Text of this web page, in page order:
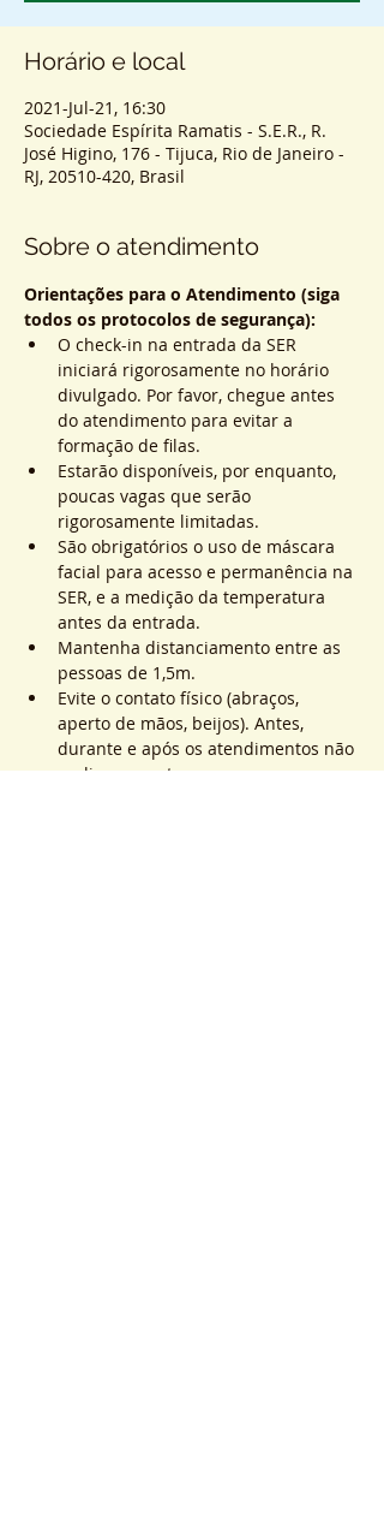
Horário e local
2021-Jul-21, 16:30
Sociedade Espírita Ramatis - S.E.R., R.
José Higino, 176 - Tijuca, Rio de Janeiro -
RJ, 20510-420, Brasil
Sobre o atendimento
Orientações para o Atendimento (siga
todos os protocolos de segurança):
O check-in na entrada da SER
iniciará rigorosamente no horário
divulgado. Por favor, chegue antes
do atendimento para evitar a
formação de filas.
Estarão disponíveis, por enquanto,
poucas vagas que serão
rigorosamente limitadas.
São obrigatórios o uso de máscara
facial para acesso e permanência na
SER, e a medição da temperatura
antes da entrada.
Mantenha distanciamento entre as
pessoas de 1,5m.
Evite o contato físico (abraços,
aperto de mãos, beijos). Antes,
durante e após os atendimentos não
realizaremos toques.